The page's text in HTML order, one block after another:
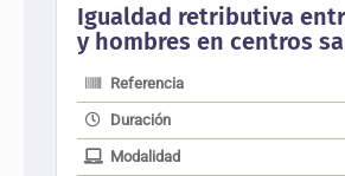
Igualdad retributiva
y hombres en centros
Referencia
Duración
Modalidad